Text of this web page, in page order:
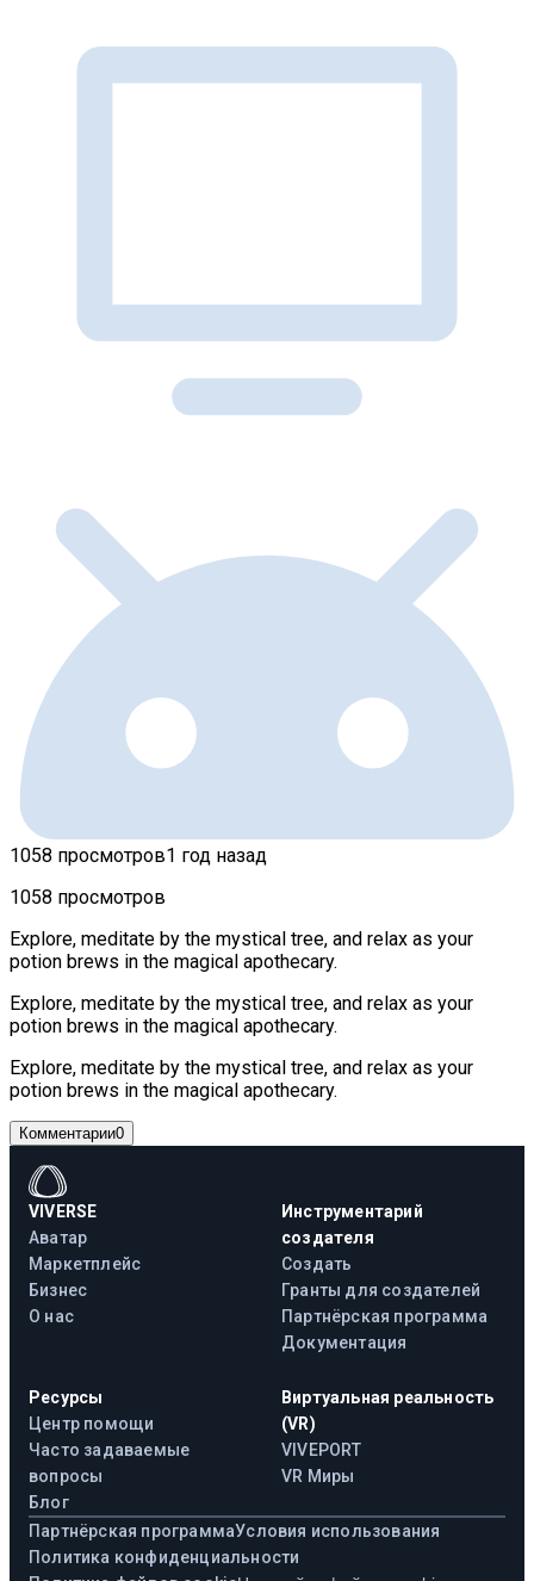
1058 просмотров1 год назад
1058 просмотров
Explore, meditate by the mystical tree, and relax as your
potion brews in the magical apothecary.
Explore, meditate by the mystical tree, and relax as your
potion brews in the magical apothecary.
Explore, meditate by the mystical tree, and relax as your
potion brews in the magical apothecary.
Комментарии0
VIVERSE
Аватар
Маркетплейс
Бизнес
О нас
Инструментарий
создателя
Создать
Гранты для создателей
Партнёрская программа
Документация
Ресурсы
Центр помощи
Часто задаваемые
вопросы
Блог
Виртуальная реальность
(VR)
VIVEPORT
VR Миры
Партнёрская программаУсловия использования
Политика конфиденциальности